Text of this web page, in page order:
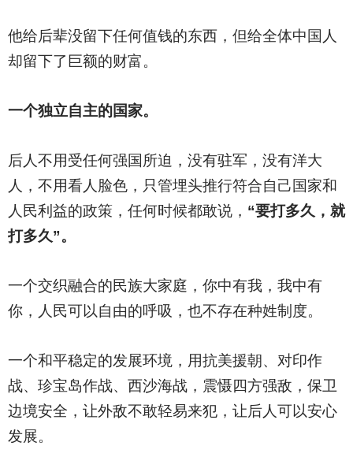
他给后辈没留下任何值钱的东西，但给全体中国人
却留下了巨额的财富。
一个独立自主的国家。
后人不用受任何强国所迫，没有驻军，没有洋大
人，不用看人脸色，只管埋头推行符合自己国家和
人民利益的政策，任何时候都敢说， “要打多久，就
打多久”。
一个交织融合的民族大家庭，你中有我，我中有
你，人民可以自由的呼吸，也不存在种姓制度。
一个和平稳定的发展环境，用抗美援朝、对印作
战、珍宝岛作战、西沙海战，震慑四方强敌，保卫
边境安全，让外敌不敢轻易来犯，让后人可以安心
发展。